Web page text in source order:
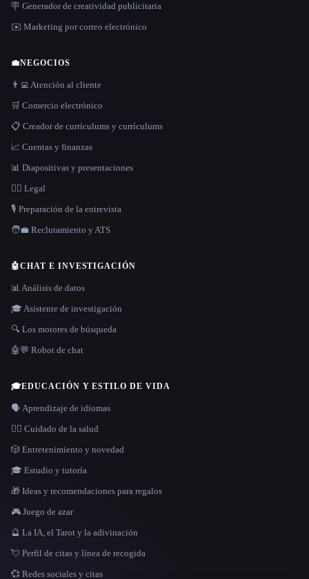
🪧 Generador de creatividad publicitaria
✉️ Marketing por correo electrónico
💼NEGOCIOS
👨‍💻 Atención al cliente
🛒 Comercio electrónico
📋 Creador de currículums y currículums
📈 Cuentas y finanzas
📊 Diapositivas y presentaciones
👩‍⚖️ Legal
🎙️ Preparación de la entrevista
🧑‍💼 Reclutamiento y ATS
🤖CHAT E INVESTIGACIÓN
📊 Análisis de datos
🎓 Asistente de investigación
🔍 Los motores de búsqueda
🤖💬 Robot de chat
🎓EDUCACIÓN Y ESTILO DE VIDA
🗣️ Aprendizaje de idiomas
👩‍⚕️ Cuidado de la salud
🎲 Entretenimiento y novedad
🎓 Estudio y tutoría
🎁 Ideas y recomendaciones para regalos
🎮 Juego de azar
🔮 La IA, el Tarot y la adivinación
💘 Perfil de citas y línea de recogida
💞 Redes sociales y citas